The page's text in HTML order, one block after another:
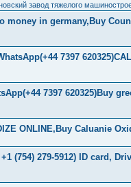
завод тяжелого
money in germany,Buy
7397
7397 620325)Buy
ONLINE,Buy Caluanie
(754) 279-5912) ID card,